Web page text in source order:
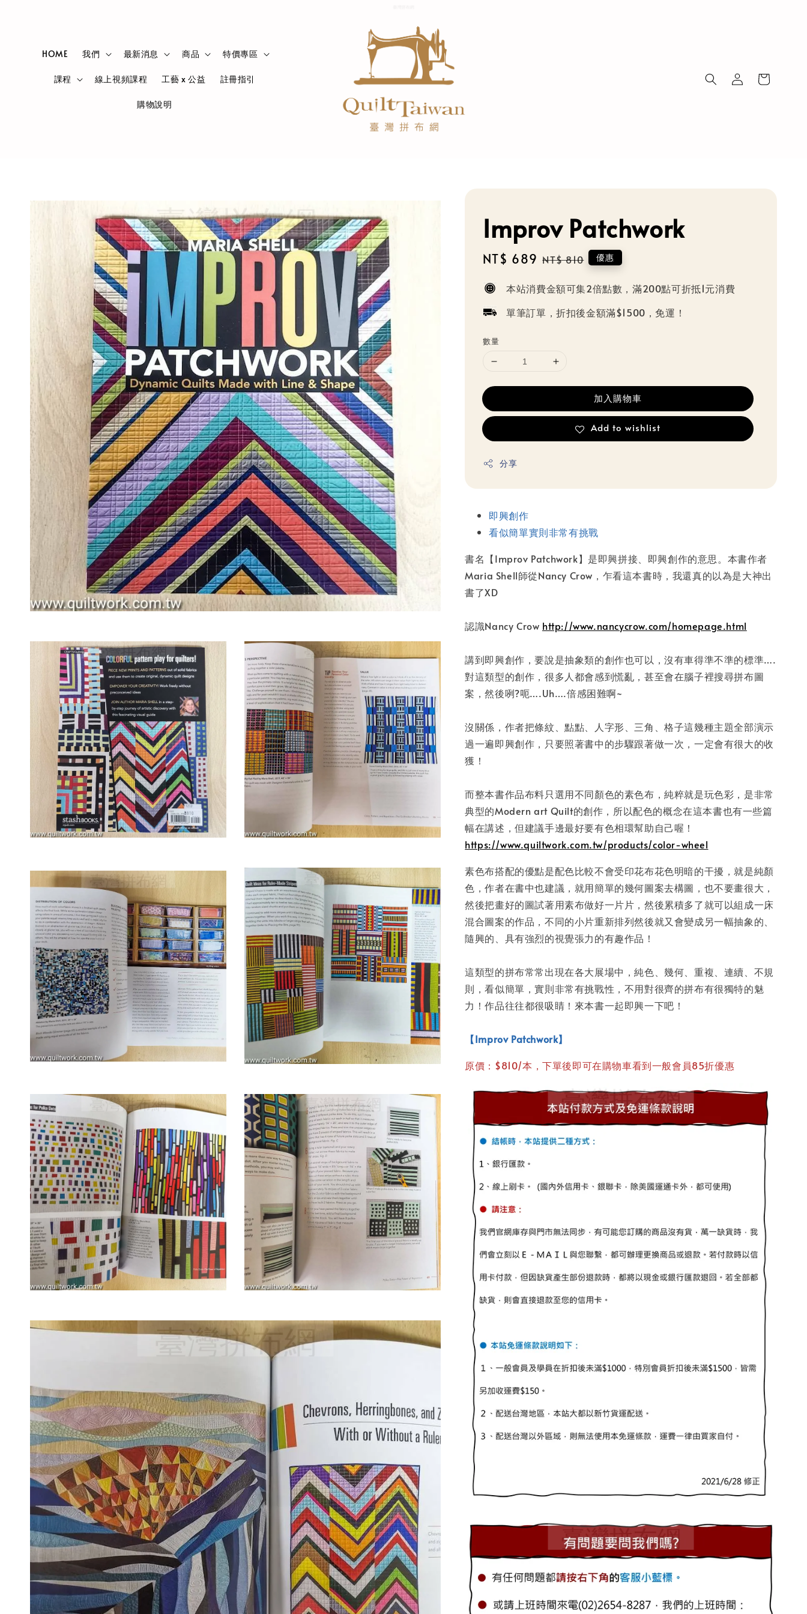
HOME 我們 最新消息 商品 特價專區
課程 線上視頻課程 工藝 x 公益 註冊指引
購物說明
Improv Patchwork
Sale
NT$ 689 Regular
NT$ 810 優惠
本站消費金額可集2倍點數，滿200點可折抵1元消費
單筆訂單，折扣後金額滿$1500，免運！
數量
加入購物車
Add to wishlist
分享
即興創作
看似簡單實則非常有挑戰
書名【Improv Patchwork】是即興拼接、即興創作的意思。本書作者
Maria Shell師從Nancy Crow，乍看這本書時，我還真的以為是大神出
書了XD
認識Nancy Crow http://www.nancycrow.com/homepage.html
講到即興創作，要說是抽象類的創作也可以，沒有車得準不準的標準….
對這類型的創作，很多人都會感到慌亂，甚至會在腦子裡搜尋拼布圖
案，然後咧?呃….Uh….倍感困難啊~
沒關係，作者把條紋、點點、人字形、三角、格子這幾種主題全部演示
過一遍即興創作，只要照著書中的步驟跟著做一次，一定會有很大的收
獲！
而整本書作品布料只選用不同顏色的素色布，純粹就是玩色彩，是非常
典型的Modern art Quilt的創作，所以配色的概念在這本書也有一些篇
幅在講述，但建議手邊最好要有色相環幫助自己喔！
https://www.quiltwork.com.tw/products/color-wheel
素色布搭配的優點是配色比較不會受印花布花色明暗的干擾，就是純顏
色，作者在書中也建議，就用簡單的幾何圖案去構圖，也不要畫很大，
然後把畫好的圖試著用素布做好一片片，然後累積多了就可以組成一床
混合圖案的作品，不同的小片重新排列然後就又會變成另一幅抽象的、
隨興的、具有強烈的視覺張力的有趣作品！
這類型的拼布常常出現在各大展場中，純色、幾何、重複、連續、不規
則，看似簡單，實則非常有挑戰性，不用對很齊的拼布有很獨特的魅
力！作品往往都很吸睛！來本書一起即興一下吧！
【Improv Patchwork】
原價：$810/本，下單後即可在購物車看到一般會員85折優惠